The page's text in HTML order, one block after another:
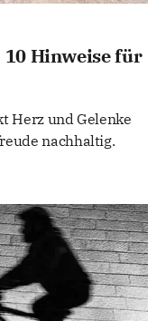
Hinweise für
Herz und Gelenke
nachhaltig.